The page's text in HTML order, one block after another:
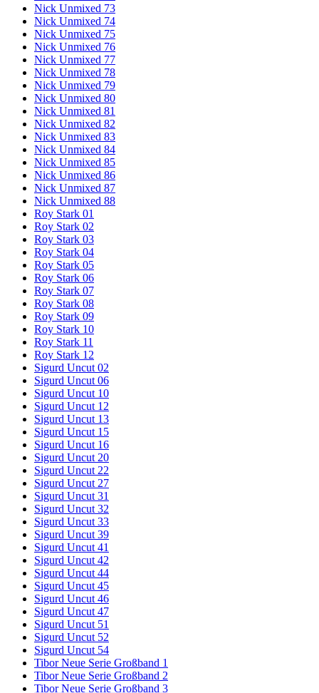
Nick Unmixed 73
Nick Unmixed 74
Nick Unmixed 75
Nick Unmixed 76
Nick Unmixed 77
Nick Unmixed 78
Nick Unmixed 79
Nick Unmixed 80
Nick Unmixed 81
Nick Unmixed 82
Nick Unmixed 83
Nick Unmixed 84
Nick Unmixed 85
Nick Unmixed 86
Nick Unmixed 87
Nick Unmixed 88
Roy Stark 01
Roy Stark 02
Roy Stark 03
Roy Stark 04
Roy Stark 05
Roy Stark 06
Roy Stark 07
Roy Stark 08
Roy Stark 09
Roy Stark 10
Roy Stark 11
Roy Stark 12
Sigurd Uncut 02
Sigurd Uncut 06
Sigurd Uncut 10
Sigurd Uncut 12
Sigurd Uncut 13
Sigurd Uncut 15
Sigurd Uncut 16
Sigurd Uncut 20
Sigurd Uncut 22
Sigurd Uncut 27
Sigurd Uncut 31
Sigurd Uncut 32
Sigurd Uncut 33
Sigurd Uncut 39
Sigurd Uncut 41
Sigurd Uncut 42
Sigurd Uncut 44
Sigurd Uncut 45
Sigurd Uncut 46
Sigurd Uncut 47
Sigurd Uncut 51
Sigurd Uncut 52
Sigurd Uncut 54
Tibor Neue Serie Großband 1
Tibor Neue Serie Großband 2
Tibor Neue Serie Großband 3